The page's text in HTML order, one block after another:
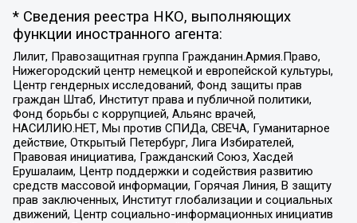
* Сведения реестра НКО, выполняющих
функции иностранного агента:
Лилит, Правозащитная группа Гражданин.Армия.Право,
Нижегородский центр немецкой и европейской культуры,
Центр гендерных исследований, Фонд защиты прав
граждан Штаб, Институт права и публичной политики,
Фонд борьбы с коррупцией, Альянс врачей,
НАСИЛИЮ.НЕТ, Мы против СПИДа, СВЕЧА, Гуманитарное
действие, Открытый Петербург, Лига Избирателей,
Правовая инициатива, Гражданский Союз, Хасдей
Ерушалаим, Центр поддержки и содействия развитию
средств массовой информации, Горячая Линия, В защиту
прав заключенных, Институт глобализации и социальных
движений, Центр социально-информационных инициатив